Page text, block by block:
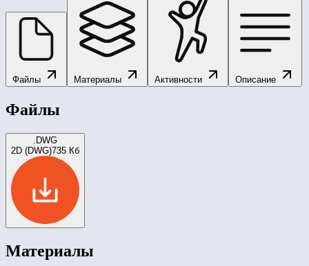
Файлы Материалы Активности Описание
Файлы
.DWG
2D (DWG)735 Кб
Материалы